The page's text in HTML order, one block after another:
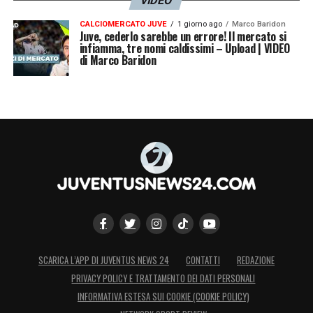
momentaneamente fermo, staff medico del
Messina in campo per Gelli che riesce
comunque a proseguire.
Controllo e gran destro per battere Garofani:
i padroni di casa passano in vantaggio.
25′ Occasione Messina – Insistono i
padroni di casa, cross di Lia che trova
Luciani: colpo di testa centrale bloccato
senza problemi da Garofani.
28′ RADDOPPIA IL MESSINA –Luciani!
Cross di Garofalo che trova la testa
CALCIOMERCATO JUVE 1 giorno ago Marco Baridon
Juve, cederlo sarebbe un errore! Il mercato si
infiamma, tre nomi caldissimi – Upload | VIDEO
di Marco Baridon
SCARICA L’APP DI JUVENTUS NEWS 24 CONTATTI
REDAZIONE
PRIVACY POLICY E TRATTAMENTO DEI DATI PERSONALI
INFORMATIVA ESTESA SUI COOKIE (COOKIE POLICY)